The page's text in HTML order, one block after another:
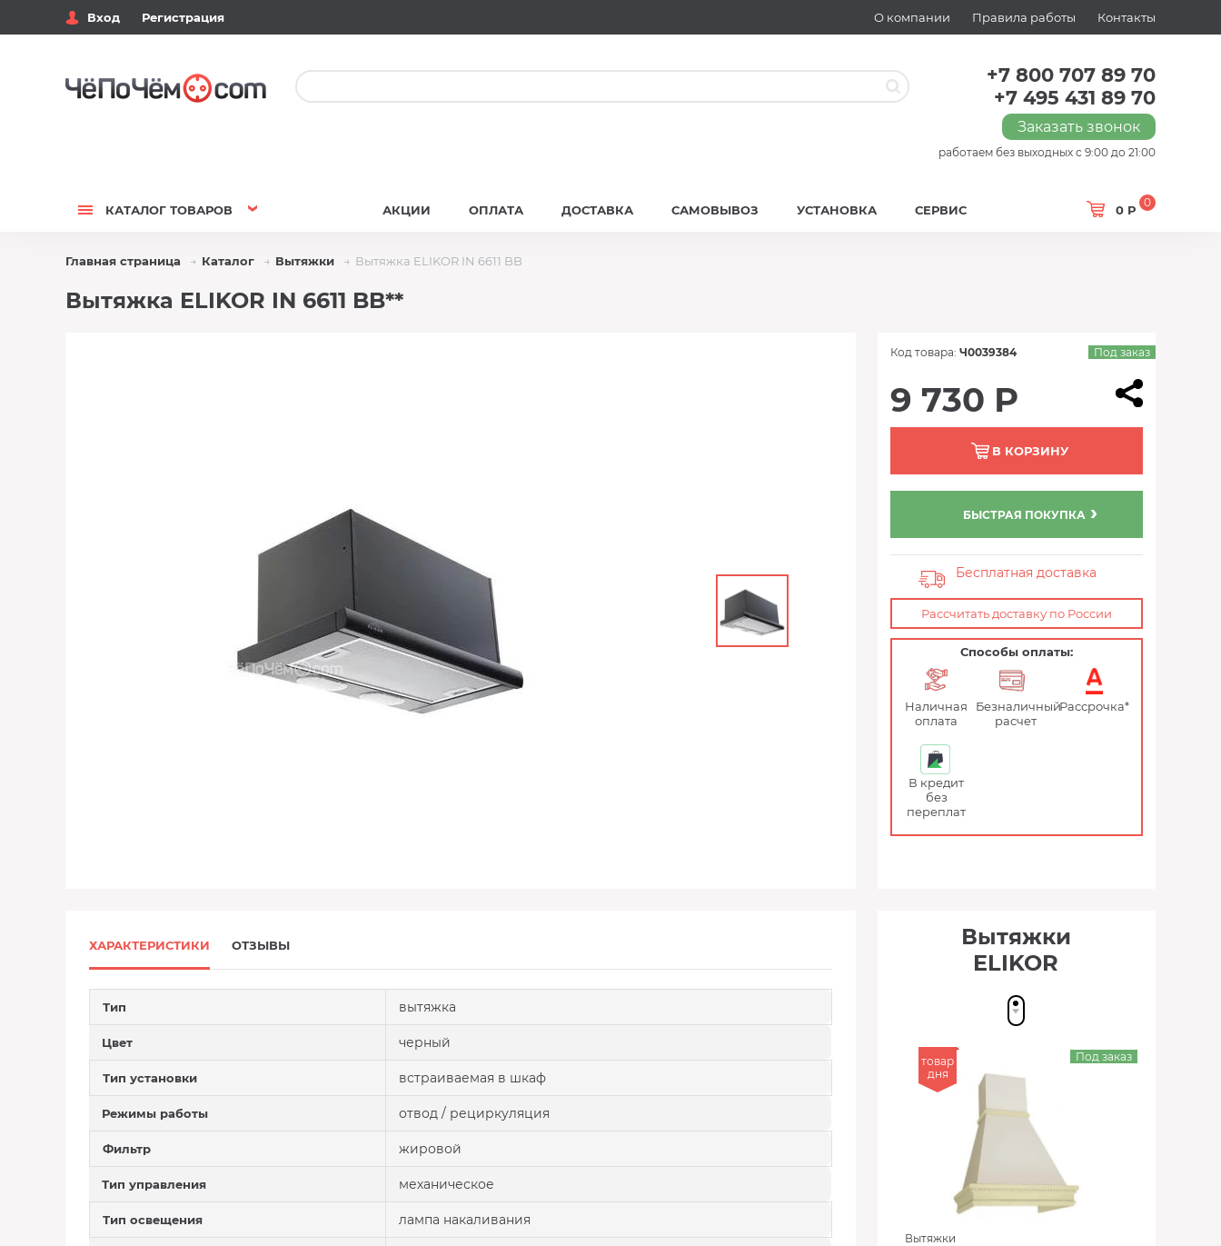
Вход Регистрация О компании Правила работы Контакты
+7 800 707 89 70
+7 495 431 89 70
Заказать звонок
работаем без выходных с 9:00 до 21:00
КАТАЛОГ ТОВАРОВ 0 Р
0
АКЦИИ ОПЛАТА ДОСТАВКА САМОВЫВОЗ УСТАНОВКА СЕРВИС
Главная страница Каталог Вытяжки Вытяжка ELIKOR IN 6611 BB
Вытяжка ELIKOR IN 6611 BB**
Код товара: Ч0039384 Под заказ
9 730 Р
В КОРЗИНУ
БЫСТРАЯ ПОКУПКА
Бесплатная доставка
Рассчитать доставку по России
Способы оплаты:
Наличная
оплата
Безналичный
расчет
Рассрочка*
В кредит
без
переплат
ХАРАКТЕРИСТИКИ ОТЗЫВЫ
Тип вытяжка
Цвет черный
Тип установки встраиваемая в шкаф
Режимы работы отвод / рециркуляция
Фильтр жировой
Тип управления механическое
Тип освещения лампа накаливания
Вытяжки
ELIKOR
товар
дня
Вытяжки
Под заказ